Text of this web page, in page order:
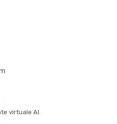
virtuale AI.